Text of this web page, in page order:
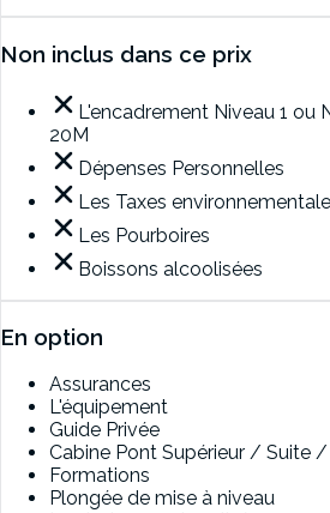
Non inclus dans ce prix
L'encadrement Niveau 1 ou
20M
Dépenses Personnelles
Les Taxes
Les Pourboires
Boissons alcoolisées
En option
Assurances
L'équipement
Guide Privée
Cabine Pont Supérieur / Suite
Formations
Plongée de mise à niveau